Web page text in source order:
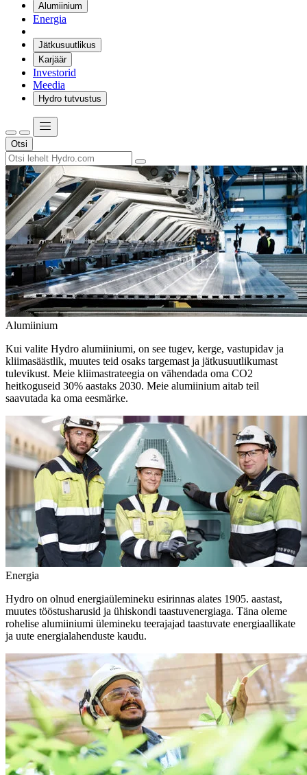
Alumiinium
Energia
Jätkusuutlikus
Karjäär
Investorid
Meedia
Hydro tutvustus
Otsi
Alumiinium
Kui valite Hydro alumiiniumi, on see tugev, kerge, vastupidav ja
kliimasäästlik, muutes teid osaks targemast ja jätkusuutlikumast
tulevikust. Meie kliimastrateegia on vähendada oma CO2
heitkoguseid 30% aastaks 2030. Meie alumiinium aitab teil
saavutada ka oma eesmärke.
Energia
Hydro on olnud energiaülemineku esirinnas alates 1905. aastast,
muutes tööstusharusid ja ühiskondi taastuvenergiaga. Täna oleme
rohelise alumiiniumi ülemineku teerajajad taastuvate energiaallikate
ja uute energialahenduste kaudu.